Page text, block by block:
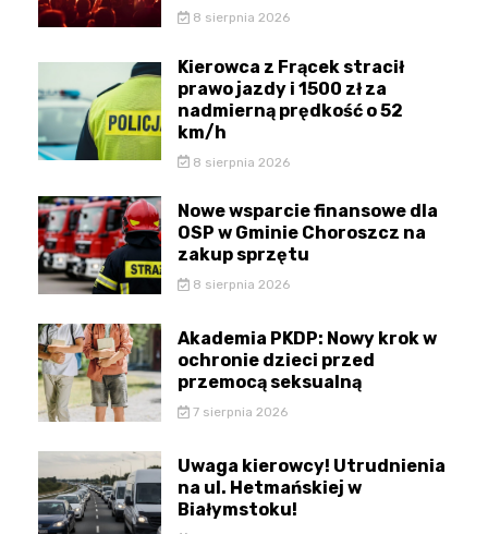
8 sierpnia 2026
Kierowca z Frącek stracił
prawo jazdy i 1500 zł za
nadmierną prędkość o 52
km/h
8 sierpnia 2026
Nowe wsparcie finansowe dla
OSP w Gminie Choroszcz na
zakup sprzętu
8 sierpnia 2026
Akademia PKDP: Nowy krok w
ochronie dzieci przed
przemocą seksualną
7 sierpnia 2026
Uwaga kierowcy! Utrudnienia
na ul. Hetmańskiej w
Białymstoku!